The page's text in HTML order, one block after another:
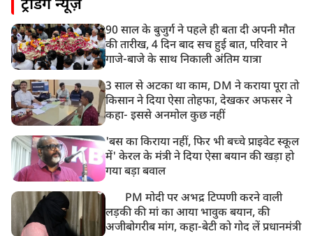
ट्रेंडिंग न्यूज़
90 साल के बुजुर्ग ने पहले ही बता दी अपनी मौत
की तारीख, 4 दिन बाद सच हुई बात, परिवार ने
गाजे-बाजे के साथ निकाली अंतिम यात्रा
3 साल से अटका था काम, DM ने कराया पूरा तो
किसान ने दिया ऐसा तोहफा, देखकर अफसर ने
कहा- इससे अनमोल कुछ नहीं
'बस का किराया नहीं, फिर भी बच्चे प्राइवेट स्कूल
में' केरल के मंत्री ने दिया ऐसा बयान की खड़ा हो
गया बड़ा बवाल
PM मोदी पर अभद्र टिप्पणी करने वाली
लड़की की मां का आया भावुक बयान, की
अजीबोगरीब मांग, कहा-बेटी को गोद लें प्रधानमंत्री